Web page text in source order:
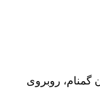
گمنام، روبروی